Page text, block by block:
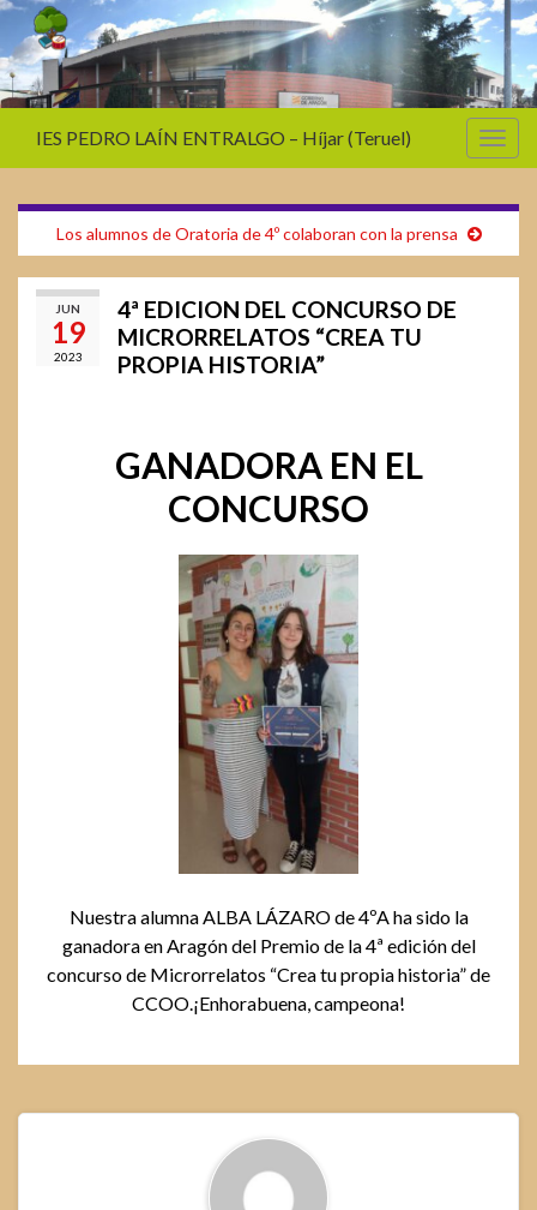
la
IES PEDRO LAÍN ENTRALGO – Híjar (Teruel)
Los alumnos de Oratoria de 4º colaboran con la prensa
JUN
19
2023
4ª EDICION DEL CONCURSO DE
MICRORRELATOS “CREA TU
PROPIA HISTORIA”
GANADORA EN EL
CONCURSO
Nuestra alumna ALBA LÁZARO de 4ºA ha sido la
ganadora en Aragón del Premio de la 4ª edición del
concurso de Microrrelatos “Crea tu propia historia” de
CCOO.¡Enhorabuena, campeona!